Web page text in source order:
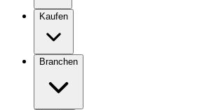
Kaufen
Branchen